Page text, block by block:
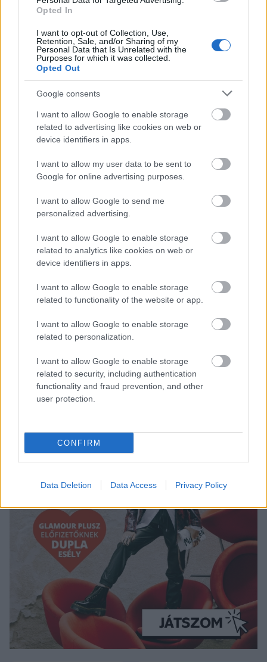
Opted In
I want to opt-out of Collection, Use,
Retention, Sale, and/or Sharing of my
Personal Data that Is Unrelated with the
Purposes for which it was collected.
Opted Out
Google consents
I want to allow Google to enable storage
related to advertising like cookies on web or
device identifiers in apps.
I want to allow my user data to be sent to
Google for online advertising purposes.
I want to allow Google to send me
personalized advertising.
I want to allow Google to enable storage
related to analytics like cookies on web or
device identifiers in apps.
I want to allow Google to enable storage
related to functionality of the website or app.
I want to allow Google to enable storage
related to personalization.
I want to allow Google to enable storage
related to security, including authentication
functionality and fraud prevention, and other
user protection.
CONFIRM
Data Deletion Data Access Privacy Policy
Demi ugyan a genetikai lottó egyértelmű nyertese,
ám azt sem szabad elfelejteni, hogyezért a külsőért
napi szinten keményen megdolgozik. Szigorú diétát
játszik az életében a tudatosság és a
fegyelmezettség, és azt vallja, hogy a fiatalság
megőrzéséért bizony minden nap tenni kell.
Ez történt mostanában a
sztárvilágban:
Pink a gyerekeivel lépett vörös szőnyegre - ennél
édesebbet nem látsz ma
Katalin hercegné 3 év után ismét hatalmas
Itt a bizonyíték, hogy Jennifer Lopez nem
öregszik